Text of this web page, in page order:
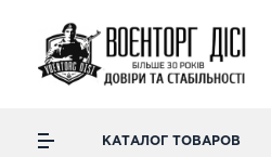
КАТАЛОГ ТОВАРОВ